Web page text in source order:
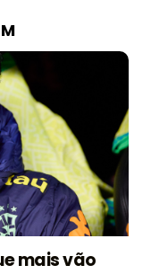
mais vão